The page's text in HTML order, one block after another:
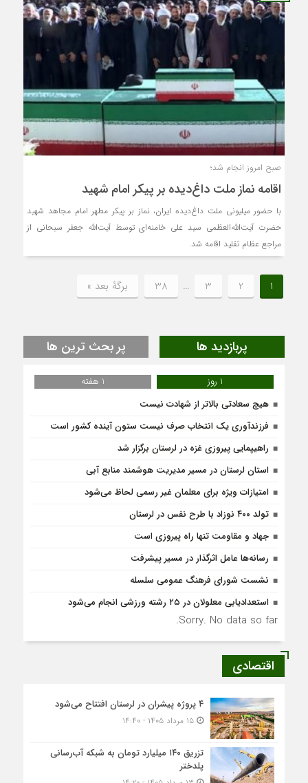
صبح امروز انجام شد؛
اقامه نماز ملت داغ‌دیده بر پیکر امام شهید
با حضور میلیونی ملت داغ‌دیده ایران، نماز بر پیکر مطهر امام مجاهد شهید
حضرت آیت‌الله‌العظمی سید علی خامنه‌ای توسط آیت‌الله جعفر سبحانی از
مراجع عظام تقلید اقامه شد.
1
2
3
…
38 برگهٔ بعد »
پربازدید ها پر بحث ترین ها
1 روز
1 هفته
هیچ سعادتی بالاتر از شهادت نیست
فرزندآوری یک انتخاب صرف نیست ستون آینده کشور است
راهیپمایی پیروزی غزه در لرستان برگزار شد
استان لرستان در مسیر مدیریت هوشمند منابع آبی
امتیازات ویژه برای معلمان غیر رسمی لحاظ می‌شود
تولد ۴۰۰ نوزاد با طرح نفس در لرستان
جهاد و مقاومت تنها راه پیروزی است
رسانه‌ها عامل اثرگذار در مسیر پیشرفت
نشست شورای فرهنگ عمومی سلسله
استعدادیابی معلولان در ۲۵ رشته ورزشی انجام می‌شود
Sorry. No data so far.
اقتصادی
۴ پروژه پیشران در لرستان افتتاح می‌شود
۱۵ مرداد ۱۴۰۵ - ۱۴:۴۰
تزریق ۱۴۰ میلیارد تومان به شبکه آب‌رسانی
پلدختر